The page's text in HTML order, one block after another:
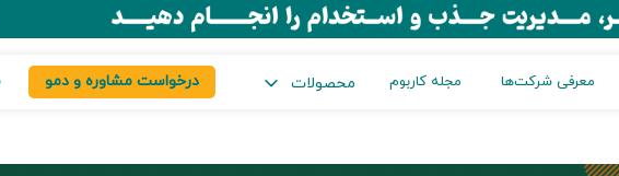
معرفی شرکت‌ها مجله کاربوم محصولات درخواست مشاوره و دمو